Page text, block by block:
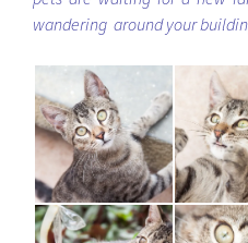
wandering around your